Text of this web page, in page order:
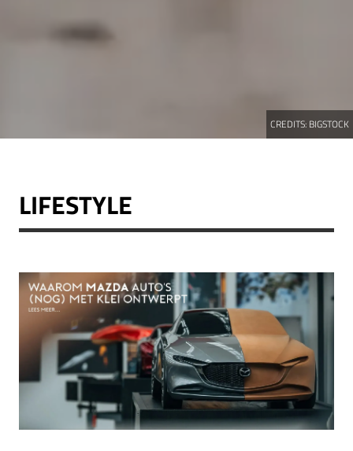
CREDITS: BIGSTOCK
LIFESTYLE